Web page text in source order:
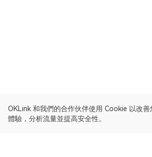
OKLink 和我們的合作伙伴使用 Cookie 以改善
體驗，分析流量並提高安全性。